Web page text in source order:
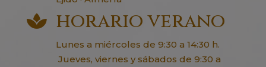
 horario verano
Lunes a miércoles de 9:30 a 14:30 h.
Jueves, viernes y sábados de 9:30 a